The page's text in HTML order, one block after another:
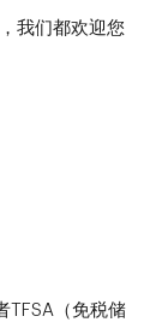
我们都欢迎您
TFSA（免税储